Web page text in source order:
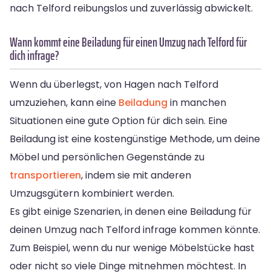
nach Telford reibungslos und zuverlässig abwickelt.
Wann kommt eine Beiladung für einen Umzug nach Telford für
dich infrage?
Wenn du überlegst, von Hagen nach Telford
umzuziehen, kann eine Beiladung in manchen
Situationen eine gute Option für dich sein. Eine
Beiladung ist eine kostengünstige Methode, um deine
Möbel und persönlichen Gegenstände zu
transportieren, indem sie mit anderen
Umzugsgütern kombiniert werden.
Es gibt einige Szenarien, in denen eine Beiladung für
deinen Umzug nach Telford infrage kommen könnte.
Zum Beispiel, wenn du nur wenige Möbelstücke hast
oder nicht so viele Dinge mitnehmen möchtest. In